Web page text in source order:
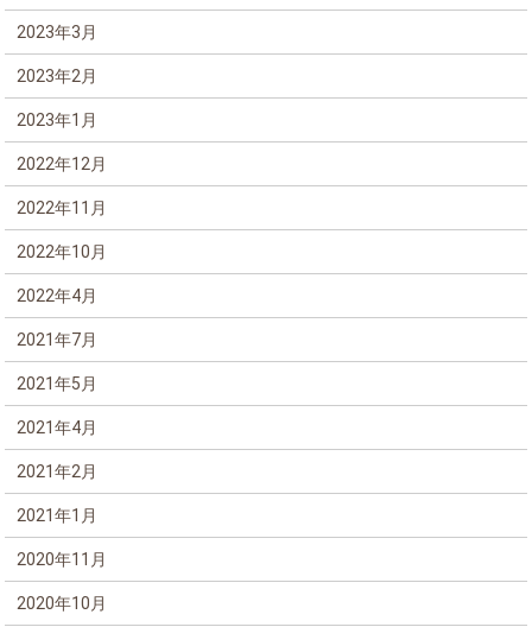
2023年3月
2023年2月
2023年1月
2022年12月
2022年11月
2022年10月
2022年4月
2021年7月
2021年5月
2021年4月
2021年2月
2021年1月
2020年11月
2020年10月